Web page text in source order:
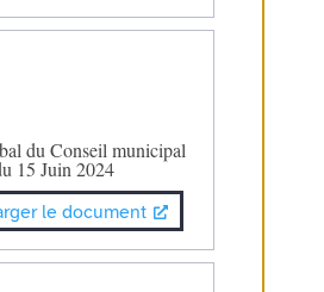
du Conseil municipal
15 Juin 2024
le document